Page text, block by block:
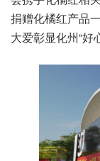
捐赠化橘红产品
大爱彰显化州“好